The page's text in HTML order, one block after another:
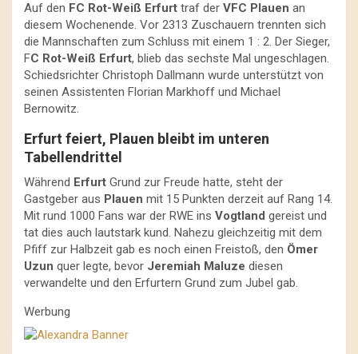
Auf den FC Rot-Weiß Erfurt traf der VFC Plauen an
diesem Wochenende. Vor 2313 Zuschauern trennten sich
die Mannschaften zum Schluss mit einem 1 : 2. Der Sieger,
FC Rot-Weiß Erfurt, blieb das sechste Mal ungeschlagen.
Schiedsrichter Christoph Dallmann wurde unterstützt von
seinen Assistenten Florian Markhoff und Michael
Bernowitz.
Erfurt feiert, Plauen bleibt im unteren
Tabellendrittel
Während Erfurt Grund zur Freude hatte, steht der
Gastgeber aus Plauen mit 15 Punkten derzeit auf Rang 14.
Mit rund 1000 Fans war der RWE ins Vogtland gereist und
tat dies auch lautstark kund. Nahezu gleichzeitig mit dem
Pfiff zur Halbzeit gab es noch einen Freistoß, den Ömer
Uzun quer legte, bevor Jeremiah Maluze diesen
verwandelte und den Erfurtern Grund zum Jubel gab.
Werbung